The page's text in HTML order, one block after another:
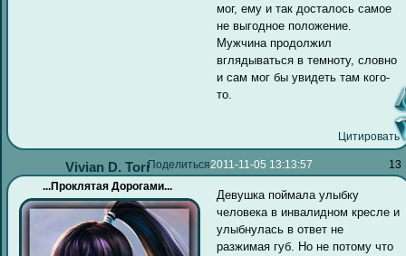
мог, ему и так досталось самое
не выгодное положение.
Мужчина продолжил
вглядываться в темноту, словно
и сам мог бы увидеть там кого-
то.
Цитировать
Поделиться 13
2011-11-05 13:13:57
Vivian D. Tori
...Проклятая Дорогами...
Девушка поймала улыбку
человека в инвалидном кресле и
улыбнулась в ответ не
разжимая губ. Но не потому что